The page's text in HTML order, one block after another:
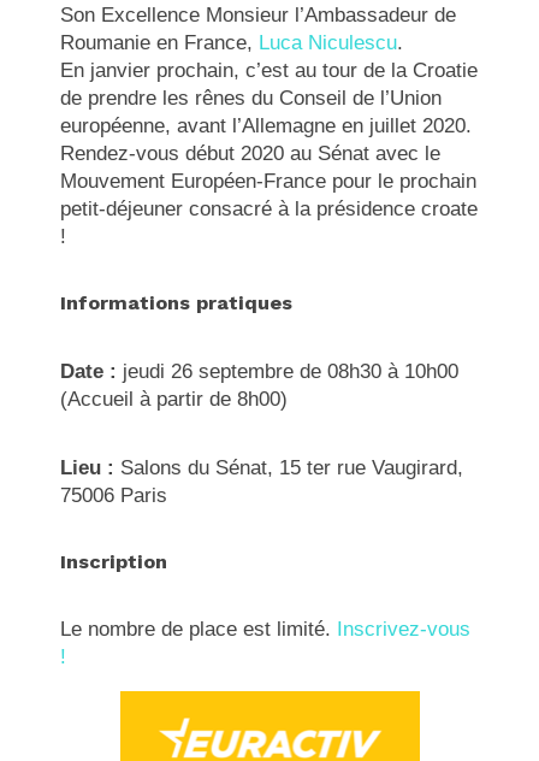
Son Excellence Monsieur l’Ambassadeur de
Roumanie en France, Luca Niculescu.
En janvier prochain, c’est au tour de la Croatie
de prendre les rênes du Conseil de l’Union
européenne, avant l’Allemagne en juillet 2020.
Rendez-vous début 2020 au Sénat avec le
Mouvement Européen-France pour le prochain
petit-déjeuner consacré à la présidence croate
!
Informations pratiques
Date : jeudi 26 septembre de 08h30 à 10h00
(Accueil à partir de 8h00)
Lieu : Salons du Sénat, 15 ter rue Vaugirard,
75006 Paris
Inscription
Le nombre de place est limité.
Inscrivez-vous
!